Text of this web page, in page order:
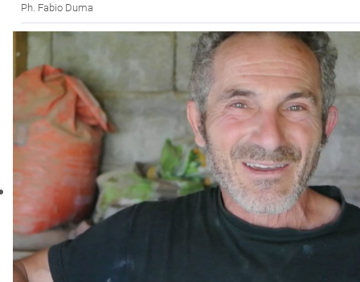
Ph. Fabio Duma